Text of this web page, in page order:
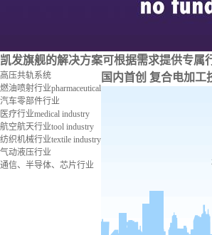
凯发旗舰的解决方案可根据需求提供专属
高压共轨系统
燃油喷射行业pharmaceutical
汽车零部件行业
医疗行业medical industry
航空航天行业tool industry
纺织机械行业textile industry
气动液压行业
通信、半导体、芯片行业
国内首创 复合电加工